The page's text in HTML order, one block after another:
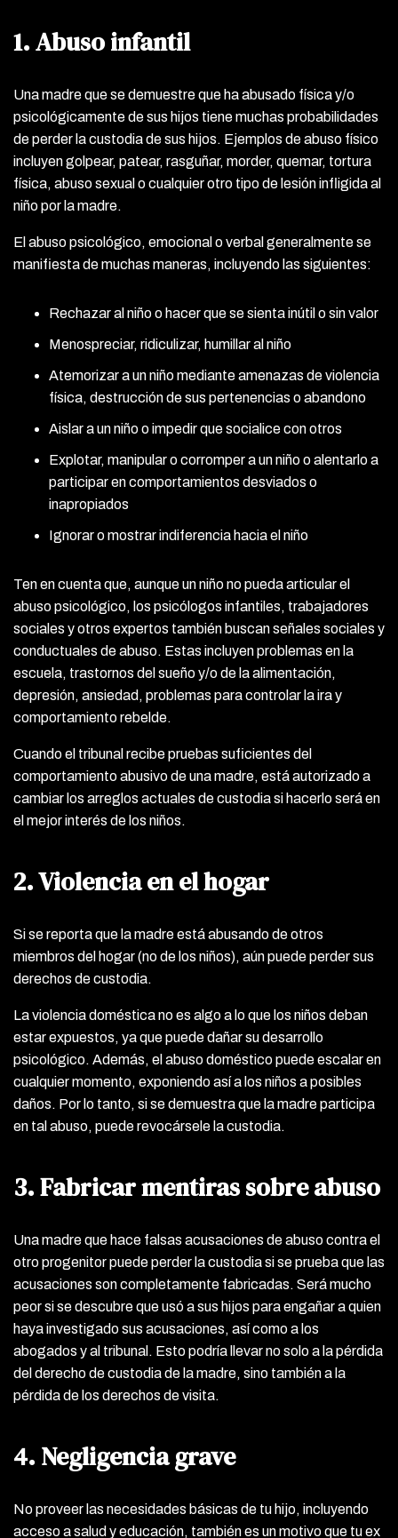
1. Abuso infantil
Una madre que se demuestre que ha abusado física y/o
psicológicamente de sus hijos tiene muchas probabilidades
de perder la custodia de sus hijos. Ejemplos de abuso físico
incluyen golpear, patear, rasguñar, morder, quemar, tortura
física, abuso sexual o cualquier otro tipo de lesión infligida al
niño por la madre.
El abuso psicológico, emocional o verbal generalmente se
manifiesta de muchas maneras, incluyendo las siguientes:
Rechazar al niño o hacer que se sienta inútil o sin valor
Menospreciar, ridiculizar, humillar al niño
Atemorizar a un niño mediante amenazas de violencia
física, destrucción de sus pertenencias o abandono
Aislar a un niño o impedir que socialice con otros
Explotar, manipular o corromper a un niño o alentarlo a
participar en comportamientos desviados o
inapropiados
Ignorar o mostrar indiferencia hacia el niño
Ten en cuenta que, aunque un niño no pueda articular el
abuso psicológico, los psicólogos infantiles, trabajadores
sociales y otros expertos también buscan señales sociales y
conductuales de abuso. Estas incluyen problemas en la
escuela, trastornos del sueño y/o de la alimentación,
depresión, ansiedad, problemas para controlar la ira y
comportamiento rebelde.
Cuando el tribunal recibe pruebas suficientes del
comportamiento abusivo de una madre, está autorizado a
cambiar los arreglos actuales de custodia si hacerlo será en
el mejor interés de los niños.
2. Violencia en el hogar
Si se reporta que la madre está abusando de otros
miembros del hogar (no de los niños), aún puede perder sus
derechos de custodia.
La violencia doméstica no es algo a lo que los niños deban
estar expuestos, ya que puede dañar su desarrollo
psicológico. Además, el abuso doméstico puede escalar en
cualquier momento, exponiendo así a los niños a posibles
daños. Por lo tanto, si se demuestra que la madre participa
en tal abuso, puede revocársele la custodia.
3. Fabricar mentiras sobre abuso
Una madre que hace falsas acusaciones de abuso contra el
otro progenitor puede perder la custodia si se prueba que las
acusaciones son completamente fabricadas. Será mucho
peor si se descubre que usó a sus hijos para engañar a quien
haya investigado sus acusaciones, así como a los
abogados y al tribunal. Esto podría llevar no solo a la pérdida
del derecho de custodia de la madre, sino también a la
pérdida de los derechos de visita.
4. Negligencia grave
No proveer las necesidades básicas de tu hijo, incluyendo
acceso a salud y educación, también es un motivo que tu ex